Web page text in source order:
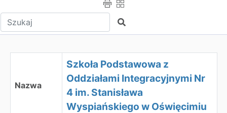
Wpisz tekst do wyszukania Szukaj
Szkoła Podstawowa z Oddziałami Integracyjnymi Nr 4
Nazwa
Szkoła Podstawowa z
Oddziałami Integracyjnymi Nr
4 im. Stanisława
Wyspiańskiego w Oświęcimiu